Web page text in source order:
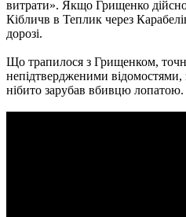
витрати». Якщо Грищенко
Кібличв в Теплик через
дорозі.
Що трапилося з Грищенком,
непідтвердженими відомостями,
нібито зарубав вбивцю лопатою.